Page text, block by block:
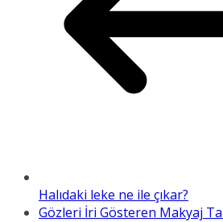
Halıdaki leke ne ile çıkar?
Gözleri İri Gösteren Makyaj